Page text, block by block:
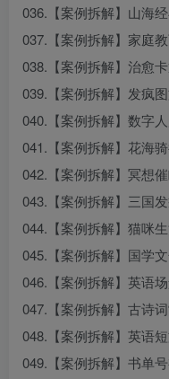
036.【案例拆解】山海
037.【案例拆解】家庭
038.【案例拆解】治愈
039.【案例拆解】发疯
040.【案例拆解】数字
041.【案例拆解】花海
042.【案例拆解】冥想
043.【案例拆解】三国
044.【案例拆解】猫咪
045.【案例拆解】国学
046.【案例拆解】英语
047.【案例拆解】古诗
048.【案例拆解】英语
049.【案例拆解】书单